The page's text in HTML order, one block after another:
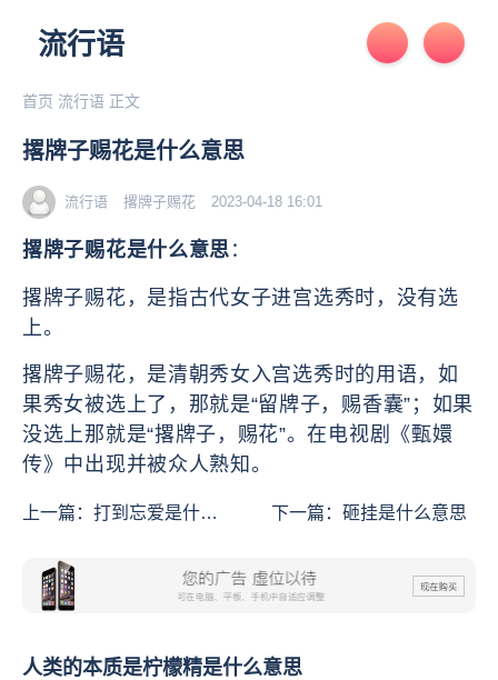
流行语
首页 流行语 正文
撂牌子赐花是什么意思
流行语 撂牌子赐花 2023-04-18 16:01
撂牌子赐花是什么意思 ：
撂牌子赐花，是‌‌‌‌‌‌‌‌‌‌‌‌‌‌指古代女子进宫选秀时，没有选
上。
撂牌子赐花，是清朝秀女入宫选秀时的用语，如
果秀女被选上了，那就是“留牌子，赐香囊”；如果
没选上那就是“撂牌子，赐花”。在电视剧《甄嬛
传》中出现并被众人熟知。
上一篇： 打到忘爱是什么
下一篇：砸挂是什么意思
人类的本质是柠檬精是什么意思